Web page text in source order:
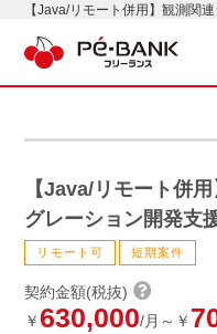
【Java/リモート併用】観測関
【Java/リモート併
グレーション開発支
リモート可 短期案件
契約金額(税抜)
￥ 630,000/月～￥